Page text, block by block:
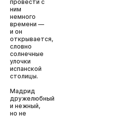
провести с
ним
немного
времени —
и он
открывается,
словно
солнечные
улочки
испанской
столицы.
Мадрид
дружелюбный
и нежный,
но не